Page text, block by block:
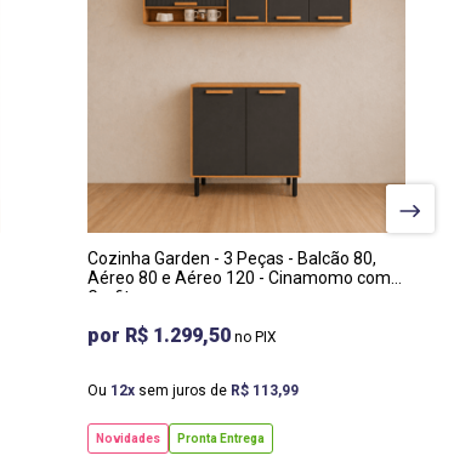
PROF:
Cozinha Garden - 3 Peças - Balcão 80,
Aéreo 80 e Aéreo 120 - Cinamomo com
Grafite
R$ 1.299,50
Ou 12 sem juros de R$ 113,99
Novidades Pronta Entrega